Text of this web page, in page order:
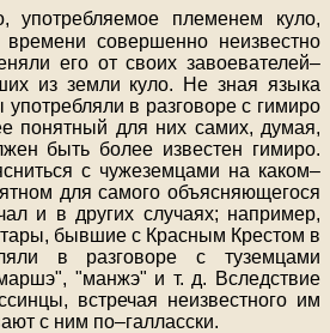
употребляемое племенем куло,
совершенно неизвестно
его от своих завоевателей–
из земли куло. Не зная языка
употребляли в разговоре с гимиро
понятный для них самих, думая,
быть более известен гимиро.
с чужеземцами на каком–
для самого объясняющегося
и в других случаях; например,
бывшие с Красным Крестом в
в разговоре с туземцами
"манжэ" и т. д. Вследствие
встречая неизвестного им
с ним по–галласски.